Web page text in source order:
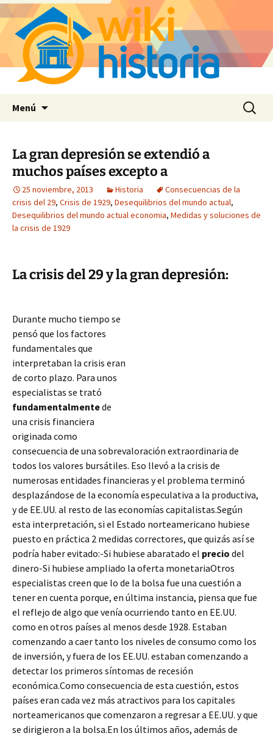
Menú Buscar:
La gran depresión se extendió a
muchos países excepto a
25 noviembre, 2013 Historia
Consecuencias de la
crisis del 29, Crisis de 1929, Desequilibrios del mundo actual,
Desequilibrios del mundo actual economia, Medidas y soluciones de
la crisis de 1929
La crisis del 29 y la gran depresión:
Durante mucho tiempo se
pensó que los factores
fundamentales que
interpretaban la crisis eran
de corto plazo. Para unos
especialistas se trató
fundamentalmentede
una crisis financiera
originada como
consecuencia de una sobrevaloración extraordinaria de
todos los valores bursátiles. Eso llevó a la crisis de
numerosas entidades financieras y el problema terminó
desplazándose de la economía especulativa a la productiva,
y de EE.UU. al resto de las economías capitalistas.Según
esta interpretación, si el Estado norteamericano hubiese
puesto en práctica 2 medidas correctores, que quizás así se
podría haber evitado:-Si hubiese abaratado el precio del
dinero-Si hubiese ampliado la oferta monetariaOtros
especialistas creen que lo de la bolsa fue una cuestión a
tener en cuenta porque, en última instancia, piensa que fue
el reflejo de algo que venía ocurriendo tanto en EE.UU.
como en otros países al menos desde 1928. Estaban
comenzando a caer tanto los niveles de consumo como los
de inversión, y fuera de los EE.UU. estaban comenzando a
detectar los primeros síntomas de recesión
económica.Como consecuencia de esta cuestión, estos
países eran cada vez más atractivos para los capitales
norteamericanos que comenzaron a regresar a EE.UU. y que
se dirigieron a la bolsa.En los últimos años, además de